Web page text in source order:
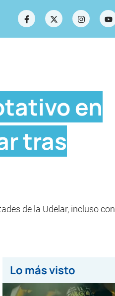
en
tras
de la Udelar, incluso con
Lo más visto